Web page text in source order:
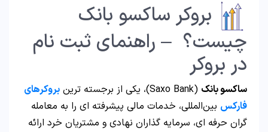
بروکر ساکسو بانک
چیست؟ – راهنمای ثبت نام
در بروکر
ساکسو بانک (Saxo Bank)، یکی از برجسته‌ ترین
بروکرهای
فارکس بین‌المللی، خدمات مالی پیشرفته‌ ای را به معامله‌
گران حرفه‌ ای، سرمایه‌ گذاران نهادی و مشتریان خرد ارائه